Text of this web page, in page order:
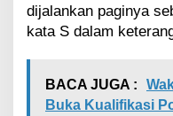
8
dijalankan paginya
kata S dalam
BACA JUGA :
Buka Kualifikasi